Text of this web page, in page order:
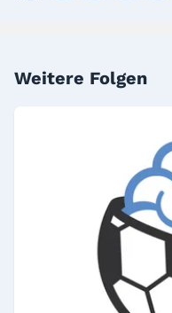
Weitere Folgen